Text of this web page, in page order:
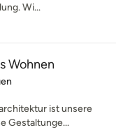
Wi...
Wohnen
5 Sternen
ist unsere
Gestaltunge...